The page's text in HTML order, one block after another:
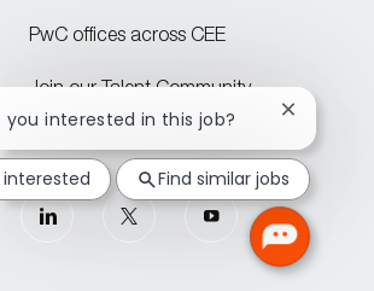
PwC offices across CEE
Join our Talent Community
follow
you interested in this job?
Close
chatbot
notification
Find similar jobs